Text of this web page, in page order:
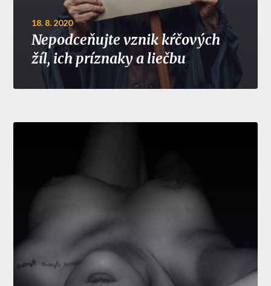
18. 8. 2020
Nepodceňujte vznik kŕčových
žíl, ich príznaky a liečbu